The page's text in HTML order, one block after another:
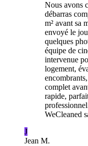
Nous avons
débarras
m² avant sa
envoyé le
quelques
équipe de
intervenue
logement,
complet
rapide,
WeCleaned
J
Jean M.